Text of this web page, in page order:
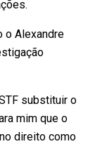
o Alexandre
substituir o
mim que o
direito como